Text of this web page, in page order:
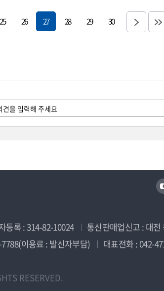
25 26 27 28 29 30
등록 : 314-82-10024
통신판매업신고 : 대전
이용료 : 발신자부담)
대표전화 : 042-
RESERVED.